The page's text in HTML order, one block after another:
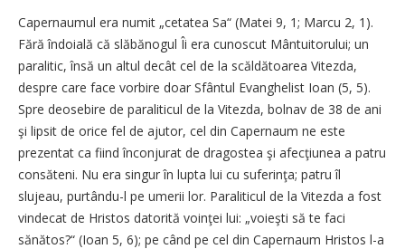
Capernaumul era numit „cetatea Sa“ (Matei 9, 1; Marcu 2, 1).
Fără îndoială că slăbănogul Îi era cunoscut Mântuitorului; un
paralitic, însă un altul decât cel de la scăldătoarea Vitezda,
despre care face vorbire doar Sfântul Evanghelist Ioan (5, 5).
Spre deosebire de paraliticul de la Vitezda, bolnav de 38 de ani
şi lipsit de orice fel de ajutor, cel din Capernaum ne este
prezentat ca fiind înconjurat de dragostea şi afecţiunea a patru
consăteni. Nu era singur în lupta lui cu suferinţa; patru îl
slujeau, purtându-l pe umerii lor. Paraliticul de la Vitezda a fost
vindecat de Hristos datorită voinţei lui: „voieşti să te faci
sănătos?“ (Ioan 5, 6); pe când pe cel din Capernaum Hristos l-a